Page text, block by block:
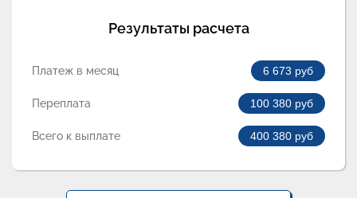
Результаты расчета
Платеж в месяц 6 673 руб
Переплата 100 380 руб
Всего к выплате 400 380 руб